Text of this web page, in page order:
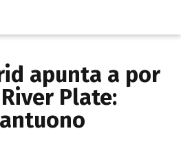
apunta a por
Plate: